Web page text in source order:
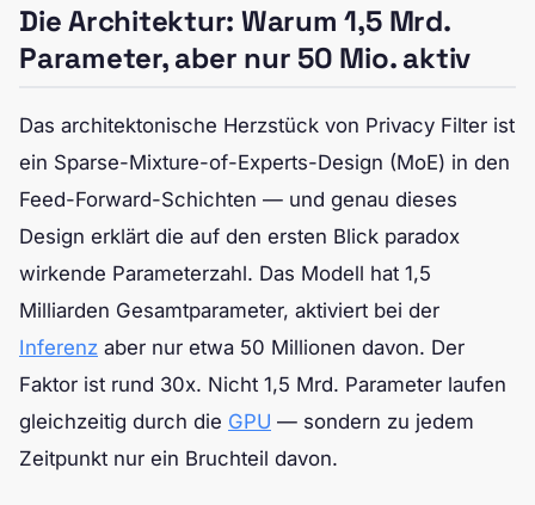
Die Architektur: Warum 1,5 Mrd.
Parameter, aber nur 50 Mio. aktiv
Das architektonische Herzstück von Privacy Filter ist
ein Sparse-Mixture-of-Experts-Design (MoE) in den
Feed-Forward-Schichten — und genau dieses
Design erklärt die auf den ersten Blick paradox
wirkende Parameterzahl. Das Modell hat 1,5
Milliarden Gesamtparameter, aktiviert bei der
Inferenz aber nur etwa 50 Millionen davon. Der
Faktor ist rund 30x. Nicht 1,5 Mrd. Parameter laufen
gleichzeitig durch die GPU — sondern zu jedem
Zeitpunkt nur ein Bruchteil davon.